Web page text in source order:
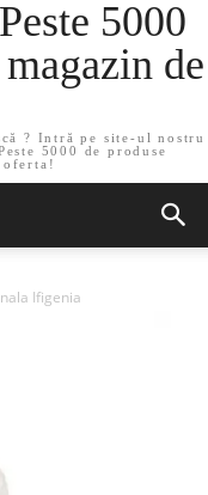
5000
de
? Intră pe site-ul nostru
5000 de produse
oferta!
Ifigenia